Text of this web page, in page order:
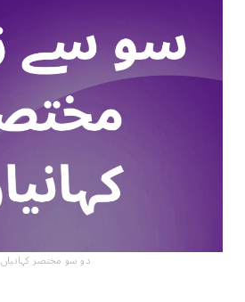
دو سو مختصر کہانیاں